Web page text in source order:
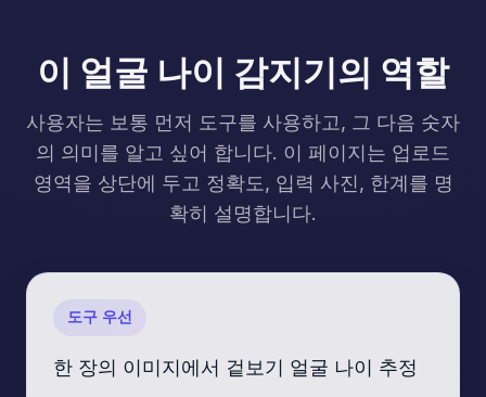
이 얼굴 나이 감지기의 역할
사용자는 보통 먼저 도구를 사용하고, 그 다음 숫자
의 의미를 알고 싶어 합니다. 이 페이지는 업로드
영역을 상단에 두고 정확도, 입력 사진, 한계를 명
확히 설명합니다.
도구 우선
한 장의 이미지에서 겉보기 얼굴 나이 추정